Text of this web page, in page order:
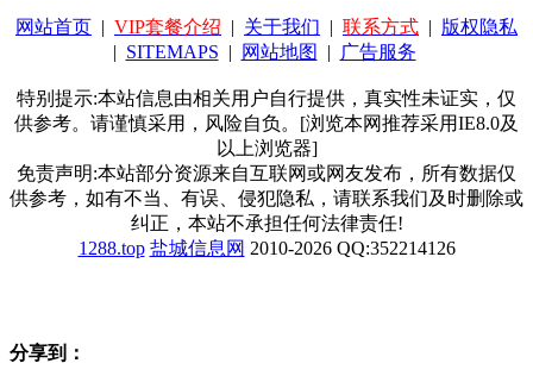
网站首页 | VIP套餐介绍 | 关于我们 | 联系方式 | 版权隐私
| SITEMAPS | 网站地图 | 广告服务
特别提示:本站信息由相关用户自行提供，真实性未证实，仅
供参考。请谨慎采用，风险自负。[浏览本网推荐采用IE8.0及
以上浏览器]
免责声明:本站部分资源来自互联网或网友发布，所有数据仅
供参考，如有不当、有误、侵犯隐私，请联系我们及时删除或
纠正，本站不承担任何法律责任!
1288.top 盐城信息网 2010-2026 QQ:352214126
分享到：